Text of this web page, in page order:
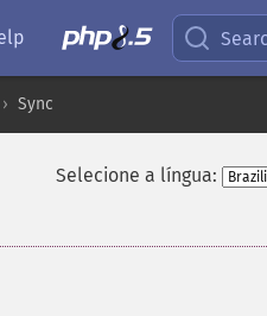
Sync
Selecione a língua: